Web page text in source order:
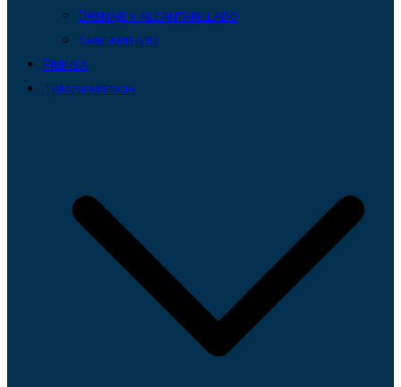
Drenaje y alcantarillado
Saneamiento
Prensa
Transparencia